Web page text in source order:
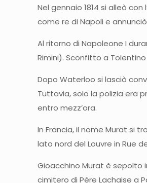
Nel gennaio 1814 si alleò
come re di Napoli e
Al ritorno di Napoleone I
Rimini). Sconfitto a
Dopo Waterloo si lasciò
Tuttavia, solo la polizia era
entro mezz’ora.
In Francia, il nome Murat si
lato nord del Louvre in Rue
Gioacchino Murat è sepolto
cimitero di Père Lachaise a